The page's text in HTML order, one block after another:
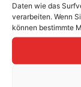
Daten wie das
verarbeiten. Wenn
können bestimmte
Stecker-
Kabel bis